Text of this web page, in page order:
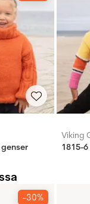
Viking
1815-
-30%